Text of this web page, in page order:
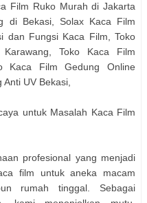
Film Ruko Murah di Jakarta
di Bekasi, Solax Kaca Film
dan Fungsi Kaca Film, Toko
Toko Kaca Film
Kaca Film Gedung Online
UV Bekasi,
untuk Masalah Kaca Film
profesional yang menjadi
film untuk aneka macam
rumah tinggal. Sebagai